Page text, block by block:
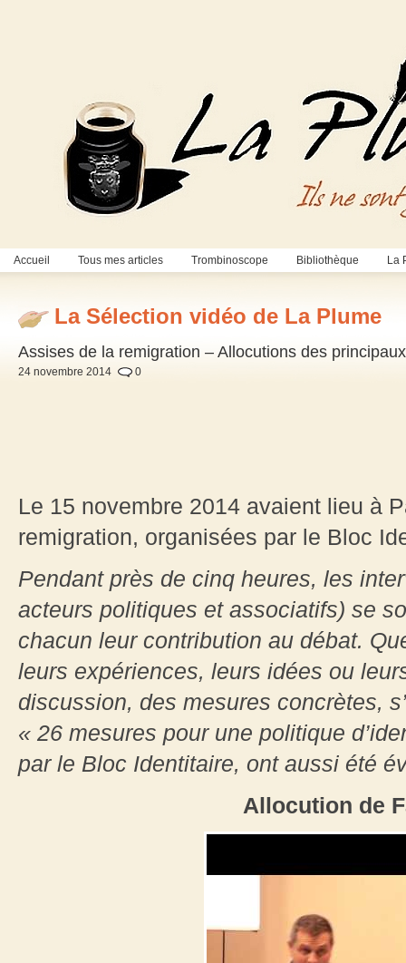
Accueil Tous mes articles Trombinoscope Bibliothèque La
La Sélection vidéo de La Plume
Assises de la remigration – Allocutions des
24 novembre 2014 0
Le 15 novembre 2014 avaient lieu à
remigration, organisées par le Bloc
Pendant près de cinq heures, les
acteurs politiques et associatifs) se
chacun leur contribution au débat.
leurs expériences, leurs idées ou
discussion, des mesures concrètes,
« 26 mesures pour une politique
par le Bloc Identitaire, ont aussi été
Allocution de